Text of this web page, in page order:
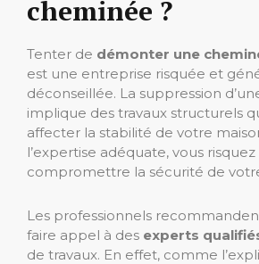
cheminée ?
Tenter de démonter une
est une entreprise risquée et
déconseillée. La suppression
implique des travaux structurels
affecter la stabilité de votre
l’expertise adéquate, vous risquez
compromettre la sécurité de
Les professionnels
faire appel à des experts
de travaux. En effet, comme